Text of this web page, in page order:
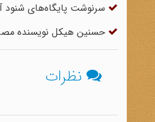
سرنوشت پایگاه‌های شنود
حسنین هیکل نویسنده
نظرات